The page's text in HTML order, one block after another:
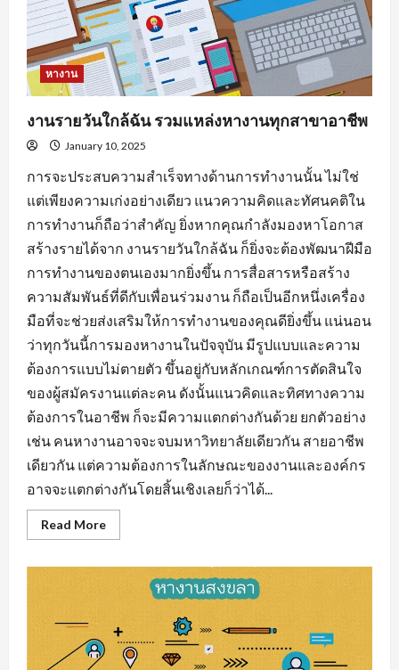
หางาน
งานรายวันใกล้ฉัน รวมแหล่งหางานทุกสาขาอาชีพ
January 10, 2025
การจะประสบความสำเร็จทางด้านการทำงานนั้น ไม่ใช่
แต่เพียงความเก่งอย่างเดียว แนวความคิดและทัศนคติใน
การทำงานก็ถือว่าสำคัญ ยิ่งหากคุณกำลังมองหาโอกาส
สร้างรายได้จาก งานรายวันใกล้ฉัน ก็ยิ่งจะต้องพัฒนาฝีมือ
การทำงานของตนเองมากยิ่งขึ้น การสื่อสารหรือสร้าง
ความสัมพันธ์ที่ดีกับเพื่อนร่วมงาน ก็ถือเป็นอีกหนึ่งเครื่อง
มือที่จะช่วยส่งเสริมให้การทำงานของคุณดียิ่งขึ้น แน่นอน
ว่าทุกวันนี้การมองหางานในปัจจุบัน มีรูปแบบและความ
ต้องการแบบไม่ตายตัว ขึ้นอยู่กับหลักเกณฑ์การตัดสินใจ
ของผู้สมัครงานแต่ละคน ดังนั้นแนวคิดและทิศทางความ
ต้องการในอาชีพ ก็จะมีความแตกต่างกันด้วย ยกตัวอย่าง
เช่น คนหางานอาจจะจบมหาวิทยาลัยเดียวกัน สายอาชีพ
เดียวกัน แต่ความต้องการในลักษณะของงานและองค์กร
อาจจะแตกต่างกันโดยสิ้นเชิงเลยก็ว่าได้...
Read MoreRead
more
รวม
แหล่ง
หา
งาน